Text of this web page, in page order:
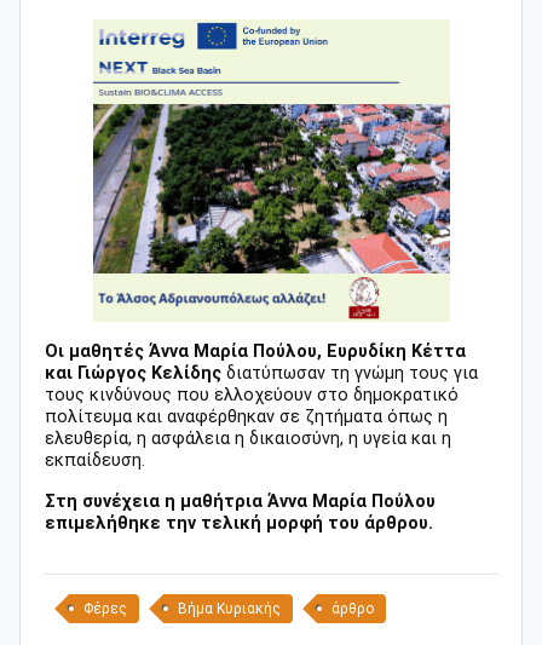
Οι μαθητές Άννα Μαρία Πούλου, Ευρυδίκη Κέττα
και Γιώργος Κελίδης διατύπωσαν τη γνώμη τους για
τους κινδύνους που ελλοχεύουν στο δημοκρατικό
πολίτευμα και αναφέρθηκαν σε ζητήματα όπως η
ελευθερία, η ασφάλεια η δικαιοσύνη, η υγεία και η
εκπαίδευση.
Στη συνέχεια η μαθήτρια Άννα Μαρία Πούλου
επιμελήθηκε την τελική μορφή του άρθρου.
Φέρες Βήμα Κυριακής άρθρο